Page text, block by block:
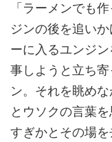
「ラーメンでも
ジンの後を追い
ーに入るユンジ
事しようと立ち
ン。それを眺め
とウソクの言葉
すぎかとその場